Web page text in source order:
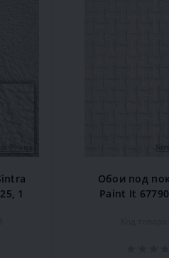
1
Обои под
Paint It